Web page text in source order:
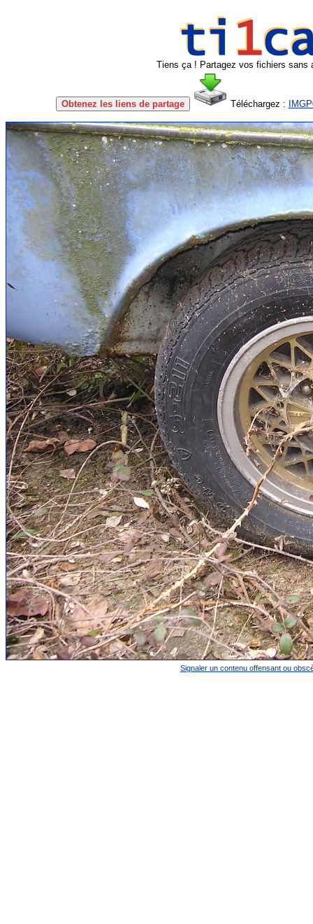
Tiens ça ! Partagez vos fichiers sans
Obtenez les liens de partage Téléchargez :
Signaler un contenu offensant ou